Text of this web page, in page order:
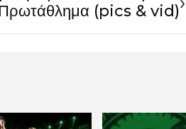
(pics & vid)